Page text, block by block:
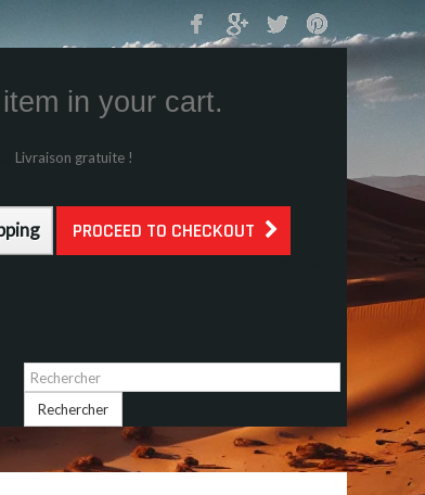
in your cart.
Livraison gratuite !
PROCEED TO CHECKOUT
Rechercher